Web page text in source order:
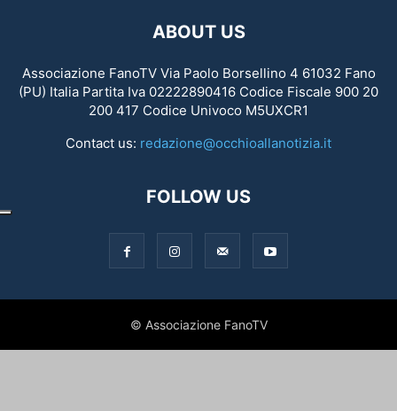
ABOUT US
Associazione FanoTV Via Paolo Borsellino 4 61032 Fano
(PU) Italia Partita Iva 02222890416 Codice Fiscale 900 20
200 417 Codice Univoco M5UXCR1
Contact us: redazione@occhioallanotizia.it
FOLLOW US
© Associazione FanoTV